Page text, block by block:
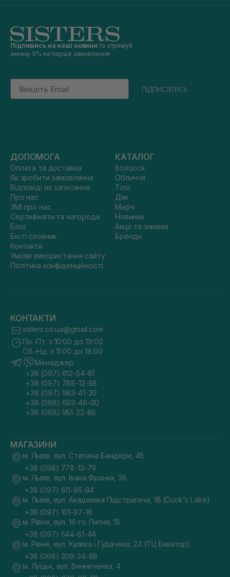
Підпишись на наші новини та отримуй
знижку 5% на перше замовлення
Email
підписатись
ДОПОМОГА
Оплата та доставка
Як зробити замовлення
Відповіді на запитання
Про нас
ЗМІ про нас
Сертифікати та нагороди
Блог
Бюті словник
Контакти
Умови використання сайту
Політика конфіденційності
КАТАЛОГ
Волосся
Обличчя
Тіло
Дім
Мерч
Новинки
Акції та знижки
Бренди
КОНТАКТИ
sisters.co.ua@gmail.com
Пн.-Пт. з 10:00 до 19:00
Сб.-Нд. з 11:00 до 18:00
Менеджер
+38 (097) 612-54-81
+38 (097) 788-12-88
+38 (097) 983-41-20
+38 (068) 693-46-00
+38 (068) 951-22-86
МАГАЗИНИ
м. Львів, вул. Степана Бандери, 45
+38 (098) 778-13-79
м. Львів, вул. Івана Франка, 36
+38 (097) 611-95-94
м. Львів, вул. Академіка Підстригача, 1В (Duck's Lake)
+38 (097) 101-97-16
м. Рівне, вул. 16-го Липня, 15
+38 (097) 544-61-44
м. Рівне, вул. Кулика і Гудачека, 23 (ТЦ Екватор)
+38 (068) 209-34-88
м. Луцьк, вул. Винниченка, 4